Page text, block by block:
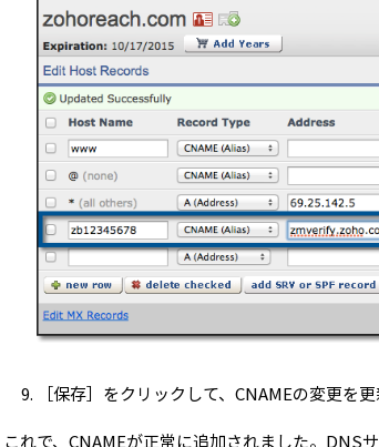
［保存］をクリックして、CNAMEの変更を
これで、CNAMEが正常に追加されました。DNS